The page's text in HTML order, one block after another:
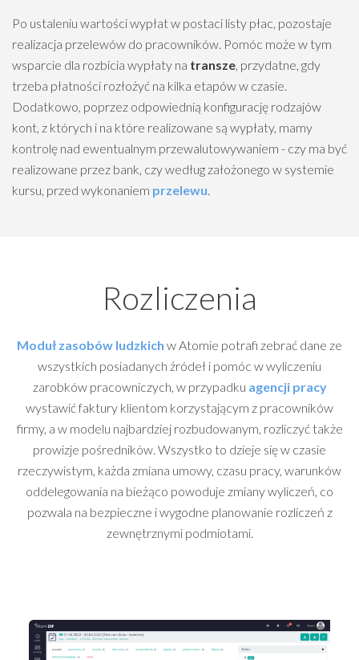
Po ustaleniu wartości wypłat w postaci listy płac, pozostaje
realizacja przelewów do pracowników. Pomóc może w tym
wsparcie dla rozbicia wypłaty na transze , przydatne, gdy
trzeba płatności rozłożyć na kilka etapów w czasie.
Dodatkowo, poprzez odpowiednią konfigurację rodzajów
kont, z których i na które realizowane są wypłaty, mamy
kontrolę nad ewentualnym przewalutowywaniem - czy ma być
realizowane przez bank, czy według założonego w systemie
kursu, przed wykonaniem przelewu
Rozliczenia
Moduł zasobów ludzkich w Atomie potrafi zebrać dane ze
wszystkich posiadanych źródeł i pomóc w wyliczeniu
zarobków pracowniczych, w przypadku agencji pracy
wystawić faktury klientom korzystającym z pracowników
firmy, a w modelu najbardziej rozbudowanym, rozliczyć także
prowizje pośredników. Wszystko to dzieje się w czasie
rzeczywistym, każda zmiana umowy, czasu pracy, warunków
oddelegowania na bieżąco powoduje zmiany wyliczeń, co
pozwala na bezpieczne i wygodne planowanie rozliczeń z
zewnętrznymi podmiotami.